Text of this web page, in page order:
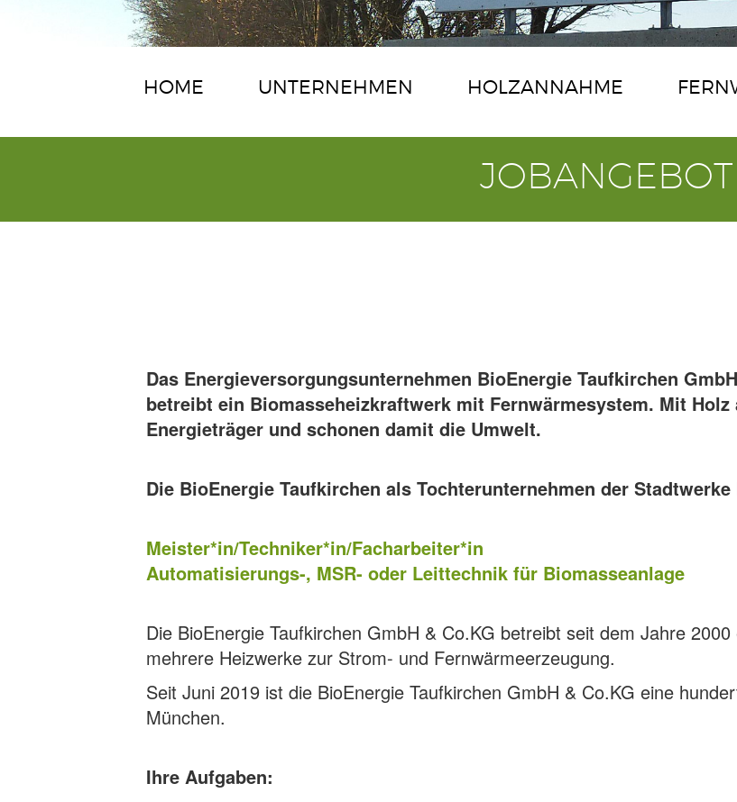
HOME UNTERNEHMEN HOLZANNAHME
JOBANGEBOT
Das Energieversorgungsunternehmen BioEnergie Taufkirchen
betreibt ein Biomasseheizkraftwerk mit Fernwärmesystem. Mit
Energieträger und schonen damit die Umwelt.
Die BioEnergie Taufkirchen als Tochterunternehmen der
Meister*in/Techniker*in/Facharbeiter*in
Automatisierungs-, MSR- oder Leittechnik für Biomasseanlage
Die BioEnergie Taufkirchen GmbH & Co.KG betreibt seit dem Jahre 2000
mehrere Heizwerke zur Strom- und Fernwärmeerzeugung.
Seit Juni 2019 ist die BioEnergie Taufkirchen GmbH & Co.KG eine
München.
Ihre Aufgaben: